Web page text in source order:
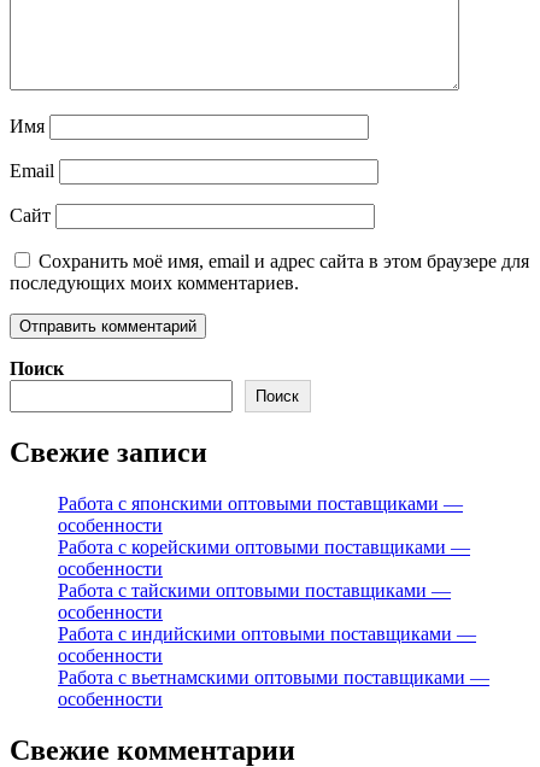
Имя
Email
Сайт
Сохранить моё имя, email и адрес сайта в этом браузере для
последующих моих комментариев.
Поиск
Поиск
Свежие записи
Работа с японскими оптовыми поставщиками —
особенности
Работа с корейскими оптовыми поставщиками —
особенности
Работа с тайскими оптовыми поставщиками —
особенности
Работа с индийскими оптовыми поставщиками —
особенности
Работа с вьетнамскими оптовыми поставщиками —
особенности
Свежие комментарии